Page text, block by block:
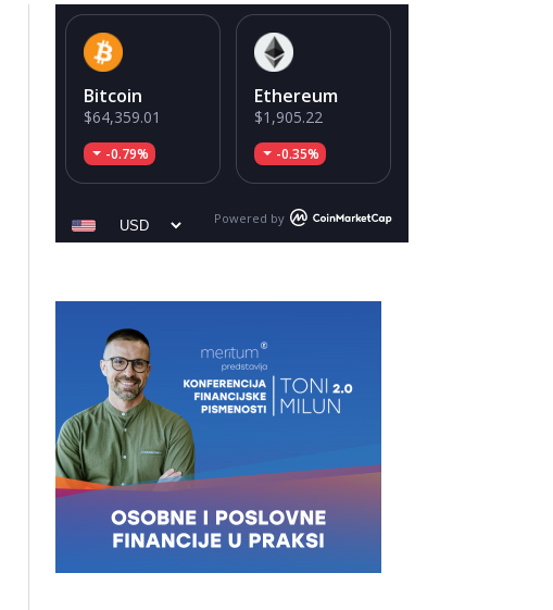
Bitcoin
$64,359.01
-0.79%
Ethereum
$1,905.22
-0.35%
Powered by